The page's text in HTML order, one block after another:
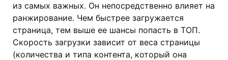
из самых важных. Он непосредственно влияет на
ранжирование. Чем быстрее загружается
страница, тем выше ее шансы попасть в ТОП.
Скорость загрузки зависит от веса страницы
(количества и типа контента, который она